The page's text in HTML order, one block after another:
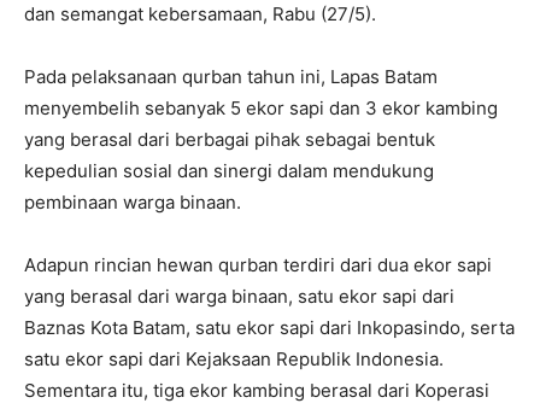
dan semangat kebersamaan, Rabu (27/5).
Pada pelaksanaan qurban tahun ini, Lapas Batam
menyembelih sebanyak 5 ekor sapi dan 3 ekor kambing
yang berasal dari berbagai pihak sebagai bentuk
kepedulian sosial dan sinergi dalam mendukung
pembinaan warga binaan.
Adapun rincian hewan qurban terdiri dari dua ekor sapi
yang berasal dari warga binaan, satu ekor sapi dari
Baznas Kota Batam, satu ekor sapi dari Inkopasindo, serta
satu ekor sapi dari Kejaksaan Republik Indonesia.
Sementara itu, tiga ekor kambing berasal dari Koperasi